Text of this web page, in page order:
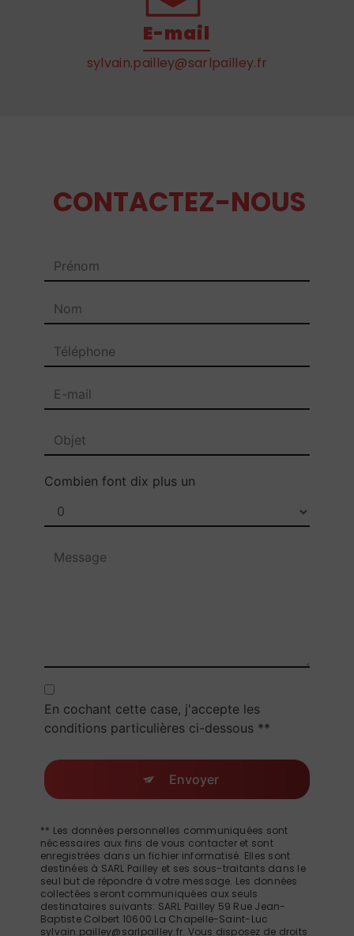
E-mail
sylvain.pailley@sarlpailley.fr
CONTACTEZ-NOUS
Combien font dix plus un
En cochant cette case, j'accepte les
conditions particulières ci-dessous **
Envoyer
** Les données personnelles communiquées sont
nécessaires aux fins de vous contacter et sont
enregistrées dans un fichier informatisé. Elles sont
destinées à SARL Pailley et ses sous-traitants dans le
seul but de répondre à votre message. Les données
collectées seront communiquées aux seuls
destinataires suivants: SARL Pailley 59 Rue Jean-
Baptiste Colbert 10600 La Chapelle-Saint-Luc
sylvain.pailley@sarlpailley.fr. Vous disposez de droits